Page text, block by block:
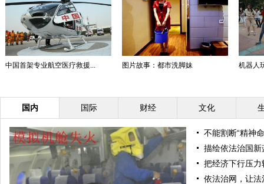
中国首架专业航空医疗救援... 图片故事：都市洗脚妹 机器人
国内 国际 财经 文化
不能割断“精神
描绘依法治国新
把经济下行压
依法治网，让